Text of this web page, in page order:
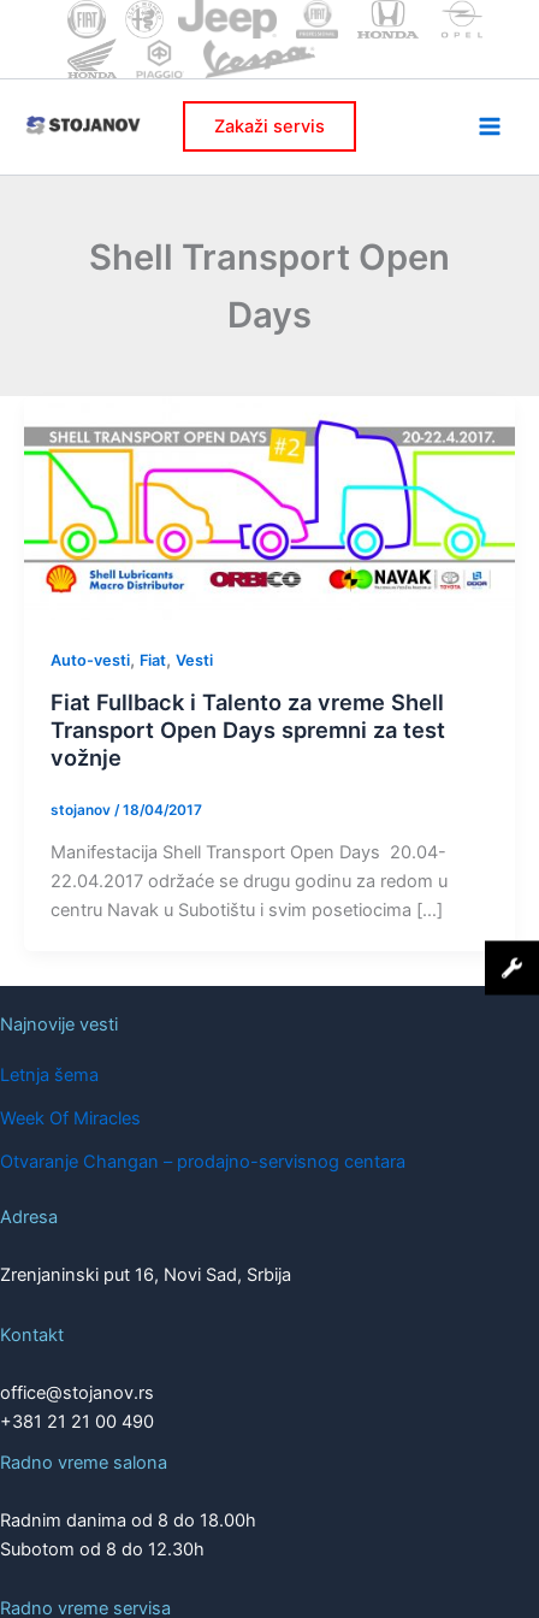
Zakaži servis
Shell Transport Open
Days
Auto-vesti, Fiat, Vesti
Fiat Fullback i Talento za vreme Shell
Transport Open Days spremni za test
vožnje
stojanov /18/04/2017
Manifestacija Shell Transport Open Days 20.04-
22.04.2017 održaće se drugu godinu za redom u
centru Navak u Subotištu i svim posetiocima […]
Najnovije vesti
Letnja šema
Week Of Miracles
Otvaranje Changan – prodajno-servisnog centara
Adresa
Zrenjaninski put 16, Novi Sad, Srbija
Kontakt
office@stojanov.rs
+381 21 21 00 490
Radno vreme salona
Radnim danima od 8 do 18.00h
Subotom od 8 do 12.30h
Radno vreme servisa